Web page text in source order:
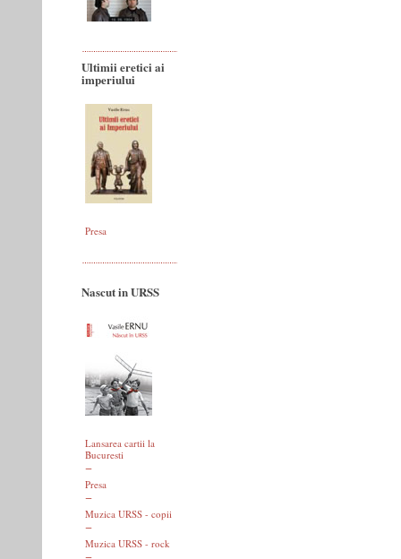
Ultimii eretici ai
imperiului
Presa
Nascut in URSS
Lansarea cartii la
Bucuresti
Presa
Muzica URSS - copii
Muzica URSS - rock